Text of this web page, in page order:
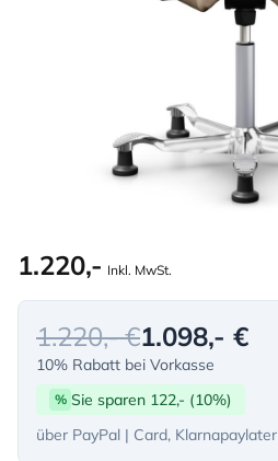
1.220,- Inkl. MwSt.
1.220,- €1.098,- €
10% Rabatt bei Vorkasse
% Sie sparen 122,- (10%)
über PayPal | Card, Klarnapaylater